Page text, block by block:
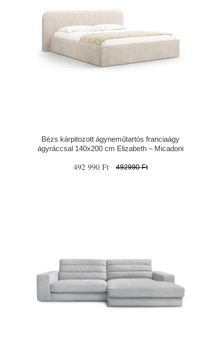
Bézs kárpitozott ágyneműtartós franciaágy
ágyráccsal 140x200 cm Elizabeth – Micadoni
492 990 Ft 492990 Ft